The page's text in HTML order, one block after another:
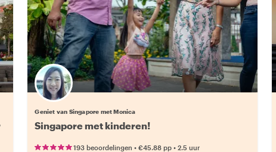
Geniet van Singapore met Monica
Singapore met kinderen!
193 beoordelingen •€45.88 pp •2.5 uur